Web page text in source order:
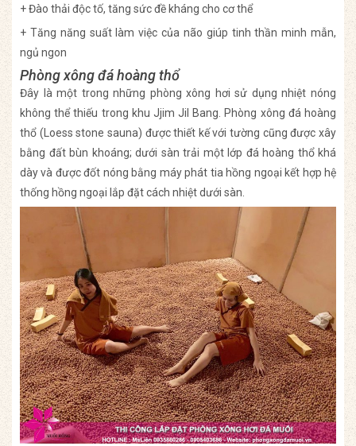
+ Đào thải độc tố, tăng sức đề kháng cho cơ thể
+ Tăng năng suất làm việc của não giúp tinh thần minh mẫn,
ngủ ngon
Phòng xông đá hoàng thổ
Đây là một trong những phòng xông hơi sử dụng nhiệt nóng
không thể thiếu trong khu Jjim Jil Bang. Phòng xông đá hoàng
thổ (Loess stone sauna) được thiết kế với tường cũng được xây
bằng đất bùn khoáng; dưới sàn trải một lớp đá hoàng thổ khá
dày và được đốt nóng bằng máy phát tia hồng ngoại kết hợp hệ
thống hồng ngoại lắp đặt cách nhiệt dưới sàn.